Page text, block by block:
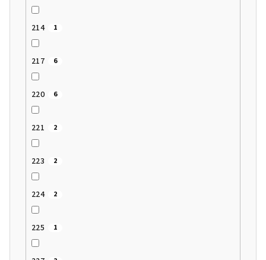
214 1
217 6
220 6
221 2
223 2
224 2
225 1